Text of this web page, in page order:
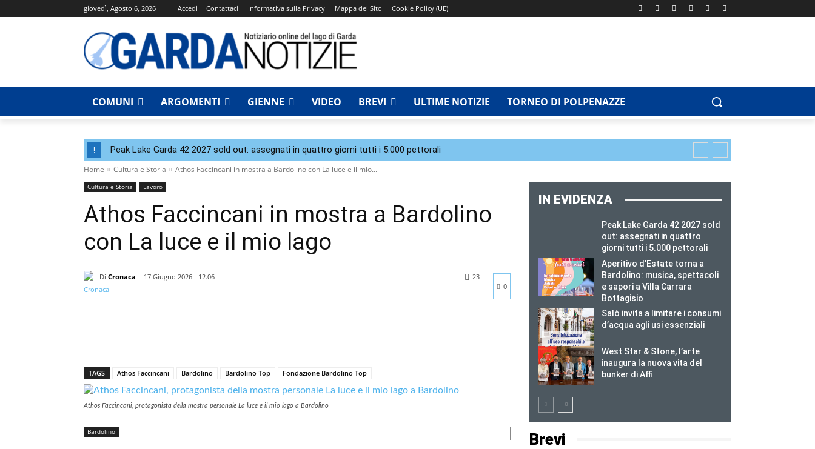
giovedì, Agosto 6, 2026 Accedi Contattaci Informativa sulla Privacy Mappa del Sito Cookie Policy (UE)
COMUNI ARGOMENTI GIENNE VIDEO BREVI ULTIME NOTIZIE TORNEO DI POLPENAZZE
! Peak Lake Garda 42 2027 sold out: assegnati in quattro giorni tutti i 5.000 pettorali
Home Cultura e Storia Athos Faccincani in mostra a Bardolino con La luce e il mio...
Cultura e Storia Lavoro
Athos Faccincani in mostra a Bardolino
con La luce e il mio lago
Di Cronaca
17 Giugno 2026 - 12.06
0
23
TAGS Athos Faccincani Bardolino Bardolino Top Fondazione Bardolino Top
Athos Faccincani, protagonista della mostra personale La luce e il mio lago a Bardolino
Bardolino
IN EVIDENZA
Peak Lake Garda 42 2027 sold
out: assegnati in quattro
giorni tutti i 5.000 pettorali
Aperitivo d’Estate torna a
Bardolino: musica, spettacoli
e sapori a Villa Carrara
Bottagisio
Salò invita a limitare i consumi
d’acqua agli usi essenziali
West Star & Stone, l’arte
inaugura la nuova vita del
bunker di Affi
Brevi